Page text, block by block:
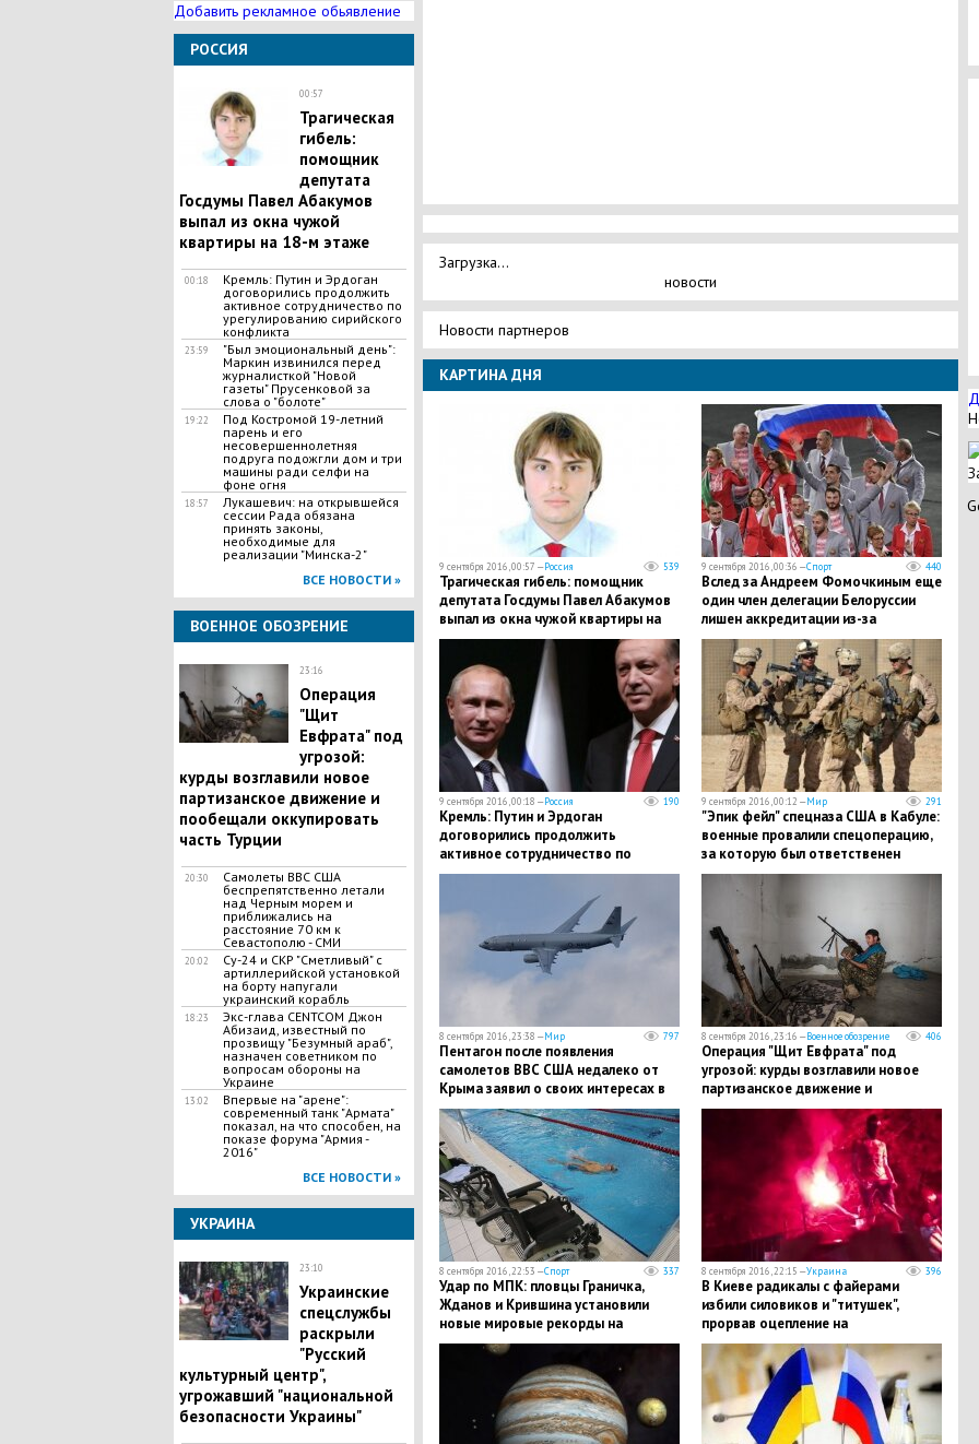
Добавить рекламное обьявление
РОССИЯ
00:57
Трагическая
гибель:
помощник
депутата
Госдумы Павел Абакумов
выпал из окна чужой
квартиры на 18-м этаже
00:18
Кремль: Путин и Эрдоган
договорились продолжить
активное сотрудничество по
урегулированию сирийского
конфликта
23:59
"Был эмоциональный день":
Маркин извинился перед
журналисткой "Новой
газеты" Прусенковой за
слова о "болоте"
19:22
Под Костромой 19-летний
парень и его
несовершеннолетняя
подруга подожгли дом и три
машины ради селфи на
фоне огня
18:57
Лукашевич: на открывшейся
сессии Рада обязана
принять законы,
необходимые для
реализации "Минска-2"
ВСЕ НОВОСТИ »
ВОЕННОЕ ОБОЗРЕНИЕ
23:16
Операция
"Щит
Евфрата" под
угрозой:
курды возглавили новое
партизанское движение и
пообещали оккупировать
часть Турции
20:30
Самолеты ВВС США
беспрепятственно летали
над Черным морем и
приближались на
расстояние 70 км к
Севастополю - СМИ
20:02
Су-24 и СКР "Сметливый" с
артиллерийской установкой
на борту напугали
украинский корабль
18:23
Экс-глава CENTCOM Джон
Абизаид, известный по
прозвищу "Безумный араб",
назначен советником по
вопросам обороны на
Украине
13:02
Впервые на "арене":
современный танк "Армата"
показал, на что способен, на
показе форума "Армия -
2016"
ВСЕ НОВОСТИ »
УКРАИНА
23:10
Украинские
спецслужбы
раскрыли
"Русский
культурный центр",
угрожавший "национальной
безопасности Украины"
Загрузка...
новости
Новости партнеров
КАРТИНА ДНЯ
9 сентября 2016, 00:57 —Россия 539
Трагическая гибель: помощник
депутата Госдумы Павел Абакумов
выпал из окна чужой квартиры на
18-м этаже
9 сентября 2016, 00:36 —Спорт 440
Вслед за Андреем Фомочкиным еще
один член делегации Белоруссии
лишен аккредитации из-за
инцидента с флагом РФ
9 сентября 2016, 00:18 —Россия 190
Кремль: Путин и Эрдоган
договорились продолжить
активное сотрудничество по
урегулированию сирийского
9 сентября 2016, 00:12 —Мир 291
"Эпик фейл" спецназа США в Кабуле:
военные провалили спецоперацию,
за которую был ответственен
Обама
8 сентября 2016, 23:38 —Мир 797
Пентагон после появления
самолетов ВВС США недалеко от
Крыма заявил о своих интересах в
регионе
8 сентября 2016, 23:16 —Военное обозрение 406
Операция "Щит Евфрата" под
угрозой: курды возглавили новое
партизанское движение и
пообещали оккупировать часть
8 сентября 2016, 22:53 —Спорт 337
Удар по МПК: пловцы Граничка,
Жданов и Крившина установили
новые мировые рекорды на
альтернативной Паралимпиаде
8 сентября 2016, 22:15 —Украина 396
В Киеве радикалы с файерами
избили силовиков и "титушек",
прорвав оцепление на
стройплощадке: обстановка
накаляется